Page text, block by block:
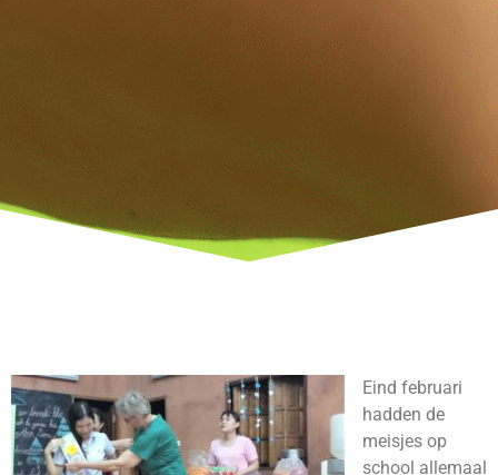
Eind februari
hadden de
meisjes op
school allemaal